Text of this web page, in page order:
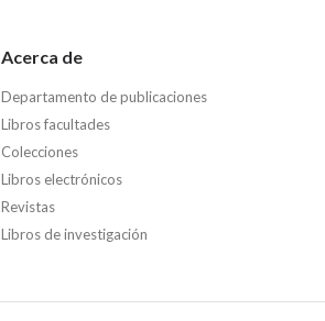
Acerca de
Departamento de publicaciones
Libros facultades
Colecciones
Libros electrónicos
Revistas
Libros de investigación